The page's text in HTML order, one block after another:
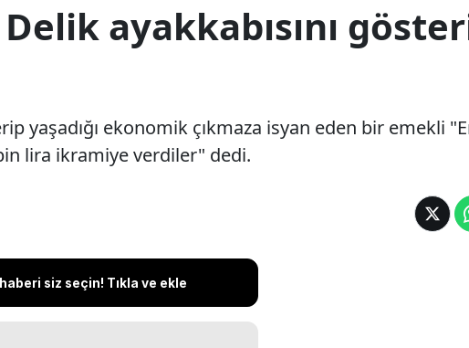
ayakkabısını
yaşadığı ekonomik çıkmaza isyan eden bir emekli
lira ikramiye verdiler" dedi.
siz seçin! Tıkla ve ekle